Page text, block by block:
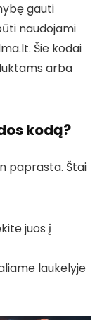
gauti
naudojami
Šie kodai
arba
kodą?
paprasta. Štai
juos į
laukelyje